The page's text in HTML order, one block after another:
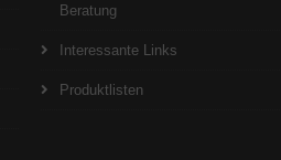
Beratung
Interessante Links
Produktlisten